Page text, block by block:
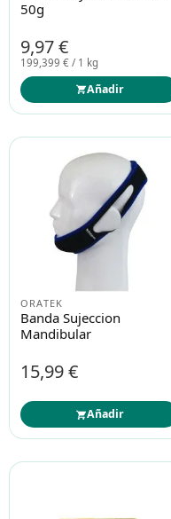
Ortopedia
Salud
Ortopedia
Salud
50g
9,97 €
199,399 € / 1 kg
Añadir
ORATEK
Banda Sujeccion
Mandibular
15,99 €
Añadir